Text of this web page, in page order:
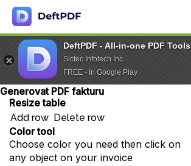
DeftPDF - All-in-one PDF Tools
Sictec Infotech Inc.
FREE - In Google Play
Generovat PDF fakturu
Resize table
Add row Delete row
Color tool
Choose color you need then click on
any object on your invoice